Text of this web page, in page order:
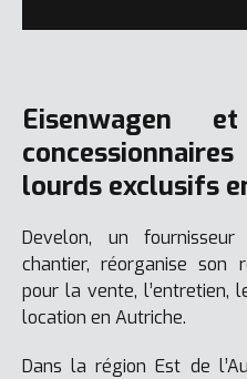
Eisenwagen
lourds exclusifs
Develon, un
chantier, réorganise son
pour la vente, l’entretien,
location en Autriche.
Dans la région Est de